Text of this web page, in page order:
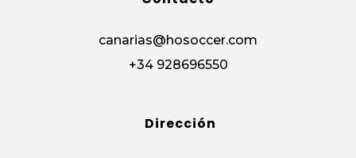
canarias@hosoccer.com
+34 928696550
Dirección